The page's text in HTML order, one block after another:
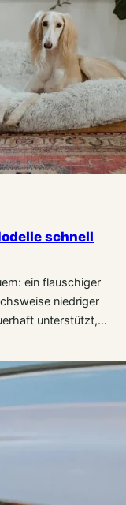
schnell
ein flauschiger
niedriger
unterstützt,…